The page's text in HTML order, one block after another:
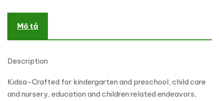
Mô tả
Description
Kidsa-Crafted for kindergarten and preschool, child care
and nursery, education and children related endeavors,